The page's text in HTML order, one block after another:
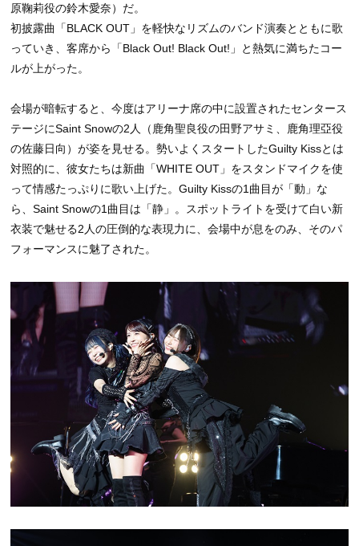
原鞠莉役の鈴木愛奈）だ。
初披露曲「BLACK OUT」を軽快なリズムのバンド演奏とともに歌
っていき、客席から「Black Out! Black Out!」と熱気に満ちたコー
ルが上がった。
会場が暗転すると、今度はアリーナ席の中に設置されたセンタース
テージにSaint Snowの2人（鹿角聖良役の田野アサミ、鹿角理亞役
の佐藤日向）が姿を見せる。勢いよくスタートしたGuilty Kissとは
対照的に、彼女たちは新曲「WHITE OUT」をスタンドマイクを使
って情感たっぷりに歌い上げた。Guilty Kissの1曲目が「動」な
ら、Saint Snowの1曲目は「静」。スポットライトを受けて白い新
衣装で魅せる2人の圧倒的な表現力に、会場中が息をのみ、そのパ
フォーマンスに魅了された。